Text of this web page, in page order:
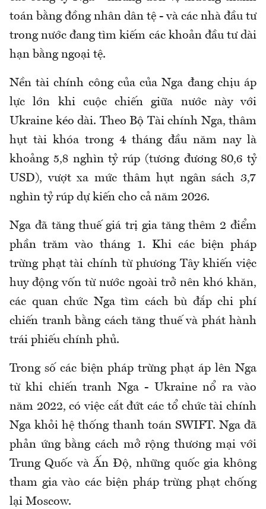
toán bằng đồng nhân dân tệ - và các nhà đầu tư
trong nước đang tìm kiếm các khoản đầu tư dài
hạn bằng ngoại tệ.
Nền tài chính công của của Nga đang chịu áp
lực lớn khi cuộc chiến giữa nước này với
Ukraine kéo dài. Theo Bộ Tài chính Nga, thâm
hụt tài khóa trong 4 tháng đầu năm nay là
khoảng 5,8 nghìn tỷ rúp (tương đương 80,6 tỷ
USD), vượt xa mức thâm hụt ngân sách 3,7
nghìn tỷ rúp dự kiến cho cả năm 2026.
Nga đã tăng thuế giá trị gia tăng thêm 2 điểm
phần trăm vào tháng 1. Khi các biện pháp
trừng phạt tài chính từ phương Tây khiến việc
huy động vốn từ nước ngoài trở nên khó khăn,
các quan chức Nga tìm cách bù đắp chi phí
chiến tranh bằng cách tăng thuế và phát hành
trái phiếu chính phủ.
Trong số các biện pháp trừng phạt áp lên Nga
từ khi chiến tranh Nga - Ukraine nổ ra vào
năm 2022, có việc cắt đứt các tổ chức tài chính
Nga khỏi hệ thống thanh toán SWIFT. Nga đã
phản ứng bằng cách mở rộng thương mại với
Trung Quốc và Ấn Độ, những quốc gia không
tham gia vào các biện pháp trừng phạt chống
lại Moscow.